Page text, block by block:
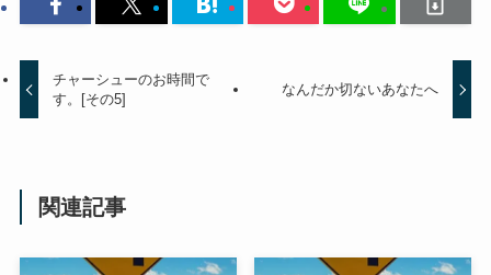
チャーシューのお時間で
す。[その5]
なんだか切ないあなたへ
関連記事